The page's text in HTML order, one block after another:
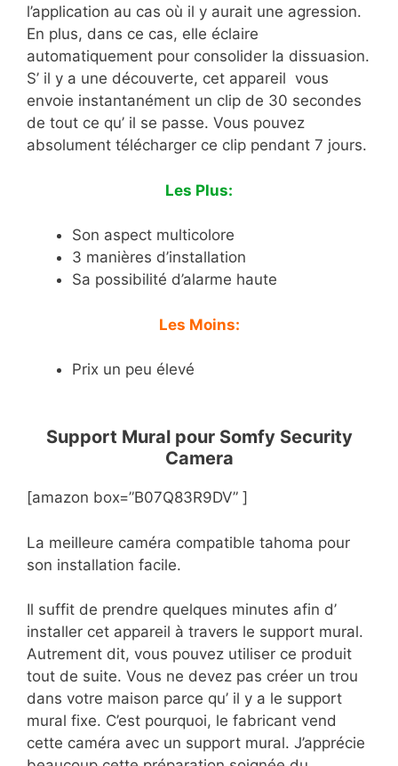
l’application au cas où il y aurait une agression.
En plus, dans ce cas, elle éclaire
automatiquement pour consolider la dissuasion.
S’ il y a une découverte, cet appareil vous
envoie instantanément un clip de 30 secondes
de tout ce qu’ il se passe. Vous pouvez
absolument télécharger ce clip pendant 7 jours.
Les Plus:
Son aspect multicolore
3 manières d’installation
Sa possibilité d’alarme haute
Les Moins:
Prix un peu élevé
Support Mural pour Somfy Security
Camera
[amazon box=”B07Q83R9DV” ]
La meilleure caméra compatible tahoma pour
son installation facile.
Il suffit de prendre quelques minutes afin d’
installer cet appareil à travers le support mural.
Autrement dit, vous pouvez utiliser ce produit
tout de suite. Vous ne devez pas créer un trou
dans votre maison parce qu’ il y a le support
mural fixe. C’est pourquoi, le fabricant vend
cette caméra avec un support mural. J’apprécie